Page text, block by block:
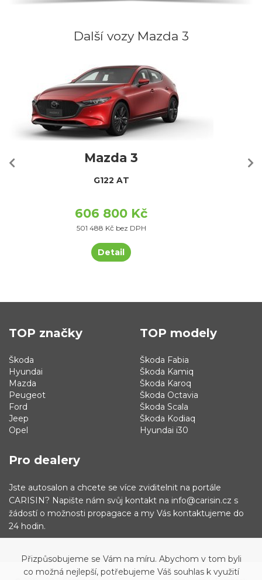
Další vozy Mazda 3
Mazda 3
G122 AT
606 800 Kč
501 488 Kč bez DPH
Detail
TOP značky
Škoda
Hyundai
Mazda
Peugeot
Ford
Jeep
Opel
TOP modely
Škoda Fabia
Škoda Kamiq
Škoda Karoq
Škoda Octavia
Škoda Scala
Škoda Kodiaq
Hyundai i30
Pro dealery
Jste autosalon a chcete se více zviditelnit na portále
CARISIN? Napište nám svůj kontakt na info@carisin.cz s
žádostí o možnosti propagace a my Vás kontaktujeme do
24 hodin.
Přizpůsobujeme se Vám na míru. Abychom v tom byli
co možná nejlepší, potřebujeme Váš souhlas k využití